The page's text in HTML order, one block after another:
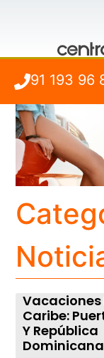
91 193 96
Vacaciones
Caribe:
Y República
Dominicana